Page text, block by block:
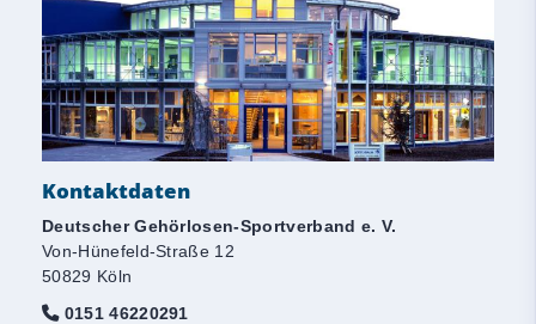
Kontaktdaten
Deutscher Gehörlosen-Sportverband e. V.
Von-Hünefeld-Straße 12
50829 Köln
0151 46220291